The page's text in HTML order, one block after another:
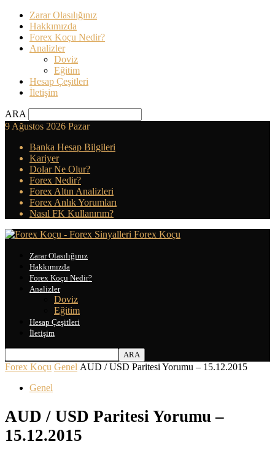
Zarar Olasılığınız
Hakkımızda
Forex Koçu Nedir?
Analizler
Doviz
Eğitim
Hesap Çeşitleri
İletişim
ARA
9 Ağustos 2026 Pazar
Banka Hesap Bilgileri
Kariyer
Dolar Ne Olur?
Forex Nedir?
Forex Altın Analizleri
Forex Anlık Yorumları
Nasıl FK Kullanırım?
Forex Koçu
Zarar Olasılığınız
Hakkımızda
Forex Koçu Nedir?
Analizler
Doviz
Eğitim
Hesap Çeşitleri
İletişim
Forex Koçu Genel AUD / USD Paritesi Yorumu – 15.12.2015
Genel
AUD / USD Paritesi Yorumu –
15.12.2015